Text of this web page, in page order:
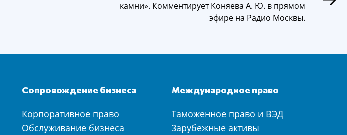
камни». Комментирует Коняева А. Ю. в прямом
эфире на Радио Москвы.
Сопровождение бизнеса
Корпоративное право
Обслуживание бизнеса
Международное право
Таможенное право и ВЭД
Зарубежные активы